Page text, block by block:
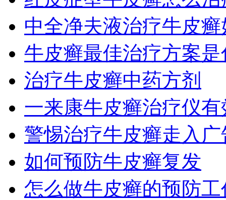
中全净夫液治疗牛皮癣
牛皮癣最佳治疗方案是
治疗牛皮癣中药方剂
一来康牛皮癣治疗仪
警惕治疗牛皮癣走入
如何预防牛皮癣复发
怎么做牛皮癣的预防工